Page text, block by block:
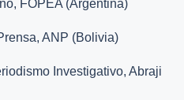
FOPEA (Argentina)
ANP (Bolivia)
Investigativo, Abraji